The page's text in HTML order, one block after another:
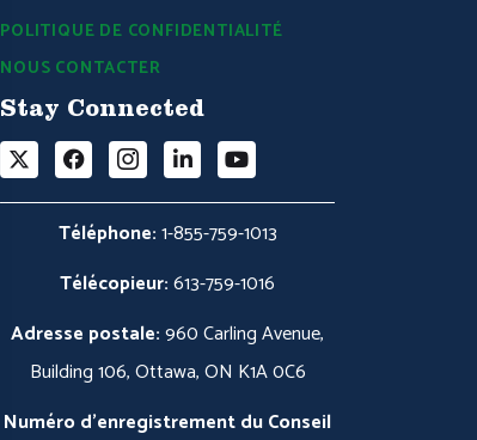
POLITIQUE DE CONFIDENTIALITÉ
NOUS CONTACTER
Stay Connected
Téléphone:1-855-759-1013
Télécopieur:613-759-1016
Adresse postale:960 Carling Avenue,
Building 106, Ottawa, ON K1A 0C6
Numéro d'enregistrement du Conseil